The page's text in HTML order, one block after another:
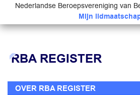
Nederlandse Beroepsvereniging van
Mijn
RBA REGISTER
OVER RBA REGISTER